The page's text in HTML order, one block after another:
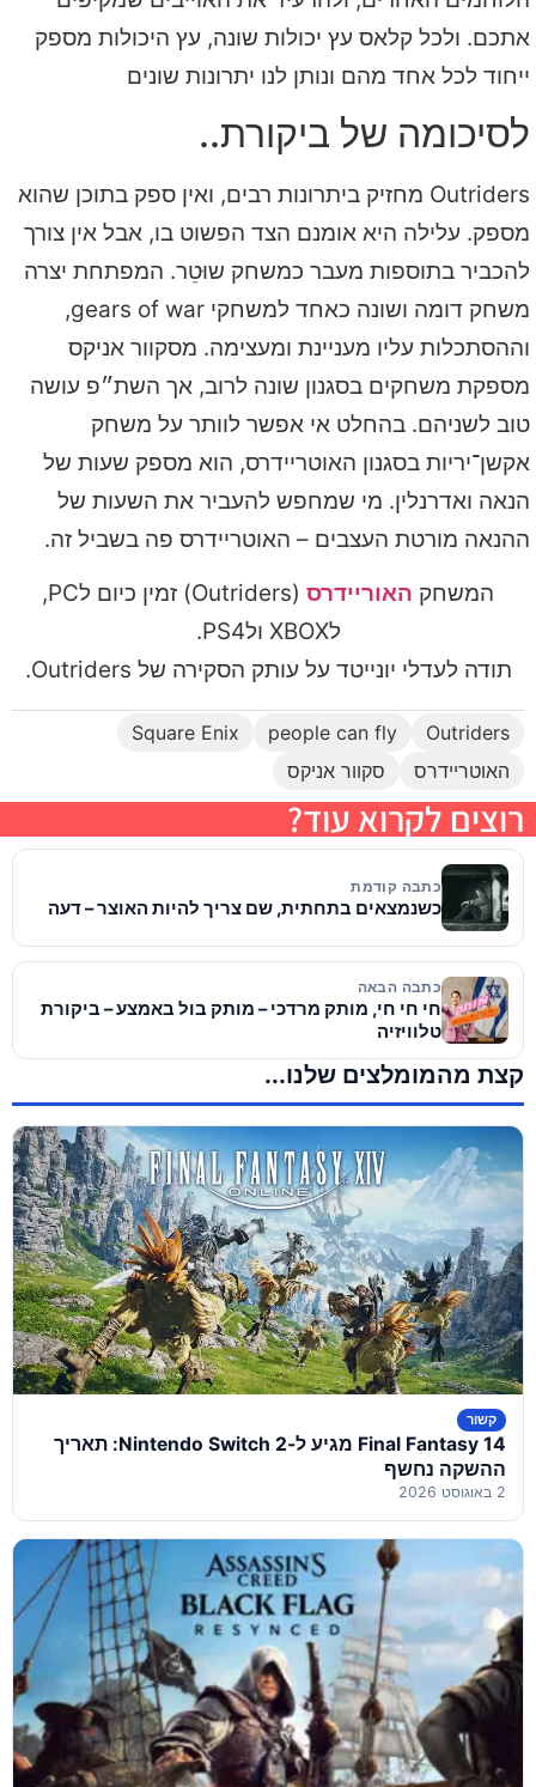
אתכם. ולכל קלאס עץ יכולות שונה, עץ היכולות מספק
ייחוד לכל אחד מהם ונותן לנו יתרונות שונים
לסיכומה של ביקורת..
Outriders מחזיק ביתרונות רבים, ואין ספק בתוכן שהוא
מספק. עלילה היא אומנם הצד הפשוט בו, אבל אין צורך
להכביר בתוספות מעבר כמשחק שוּטֵר. המפתחת יצרה
משחק דומה ושונה כאחד למשחקי gears of war,
וההסתכלות עליו מעניינת ומעצימה. מסקוור אניקס
מספקת משחקים בסגנון שונה לרוב, אך השת״פ עושה
טוב לשניהם. בהחלט אי אפשר לוותר על משחק
אקשן־יריות בסגנון האוטריידרס, הוא מספק שעות של
הנאה ואדרנלין. מי שמחפש להעביר את השעות של
ההנאה מורטת העצבים – האוטריידרס פה בשביל זה.
המשחק האוריידרס
(Outriders) זמין כיום לPC,
לXBOX ולPS4.
תודה לעדלי יונייטד על עותק הסקירה של Outriders.
Outriders
people can fly
Square Enix
האוטריידרס
סקוור אניקס
רוצים לקרוא עוד?
כתבה קודמת
כשנמצאים בתחתית, שם צריך להיות האוצר – דעה
כתבה הבאה
חי חי חי, מותק מרדכי – מותק בול באמצע – ביקורת
טלוויזיה
קצת מהמומלצים שלנו...
קשור
Final Fantasy 14 מגיע ל-Nintendo Switch 2: תאריך
ההשקה נחשף
2 באוגוסט 2026